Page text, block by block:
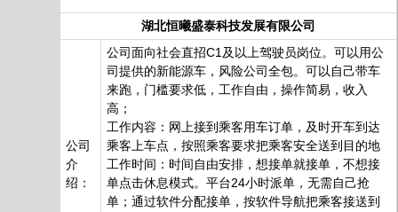
湖北恒曦盛泰科技发展有限公司
公司
介
绍：
公司面向社会直招C1及以上驾驶员岗位。可以用公
司提供的新能源车，风险公司全包。可以自己带车
来跑，门槛要求低，工作自由，操作简易，收入
高；
工作内容：网上接到乘客用车订单，及时开车到达
乘客上车点，按照乘客要求把乘客安全送到目的地
工作时间：时间自由安排，想接单就接单，不想接
单点击休息模式。平台24小时派单，无需自己抢
单；通过软件分配接单，按软件导航把乘客接送到